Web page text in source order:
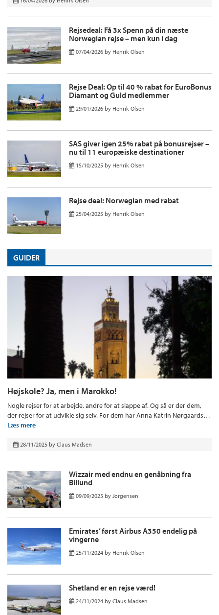
Rejsedeal: Få 3x Spenn på din næste
Norwegian rejse – men kun i dag
07/04/2026 by Henrik Olsen
Rejse Deal: Op til 40 % rabat for EuroBonus
Diamant og Guld medlemmer
29/01/2026 by Henrik Olsen
SAS giver igen 25% rabat på bonusrejser –
nu til 11 europæiske destinationer
15/10/2025 by Henrik Olsen
Rejse deal: Norwegian med rabat
25/04/2025 by Henrik Olsen
GUIDER
Højskole? Ja, men i Marokko!
Nogle rejser for at arbejde, andre for at slappe af. Og så er der dem,
der rejser for at udvikle sig selv. For dem har Anna Katrin Nørgaards…
Læs mere
28/11/2025 by Claus Madsen
Wizzair med endnu en genåbning fra
Billund
09/09/2025 by Jørgensen
Emirates’ først Airbus A350 endelig på
vingerne
25/11/2024 by Henrik Olsen
Shetland er en rejse værd!
24/11/2024 by Claus Madsen